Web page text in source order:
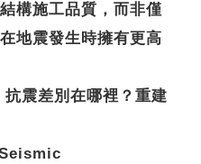
構施工品質，而非僅
地震發生時擁有更高
抗震差別在哪裡？重建